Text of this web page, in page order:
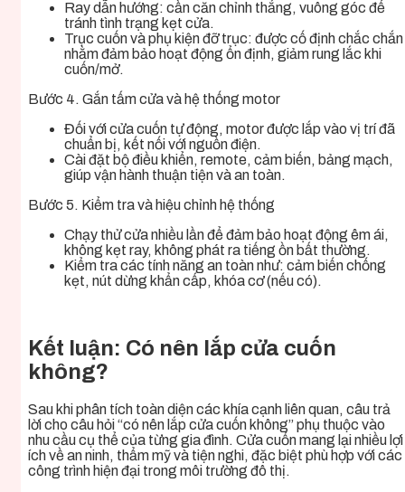
Ray dẫn hướng: cần căn chỉnh thẳng, vuông góc để
tránh tình trạng kẹt cửa.
Trục cuốn và phụ kiện đỡ trục: được cố định chắc chắn
nhằm đảm bảo hoạt động ổn định, giảm rung lắc khi
cuốn/mở.
Bước 4. Gắn tấm cửa và hệ thống motor
Đối với cửa cuốn tự động, motor được lắp vào vị trí đã
chuẩn bị, kết nối với nguồn điện.
Cài đặt bộ điều khiển, remote, cảm biến, bảng mạch,
giúp vận hành thuận tiện và an toàn.
Bước 5. Kiểm tra và hiệu chỉnh hệ thống
Chạy thử cửa nhiều lần để đảm bảo hoạt động êm ái,
không kẹt ray, không phát ra tiếng ồn bất thường.
Kiểm tra các tính năng an toàn như: cảm biến chống
kẹt, nút dừng khẩn cấp, khóa cơ (nếu có).
Kết luận: Có nên lắp cửa cuốn
không?
Sau khi phân tích toàn diện các khía cạnh liên quan, câu trả
lời cho câu hỏi “có nên lắp cửa cuốn không” phụ thuộc vào
nhu cầu cụ thể của từng gia đình. Cửa cuốn mang lại nhiều lợi
ích về an ninh, thẩm mỹ và tiện nghi, đặc biệt phù hợp với các
công trình hiện đại trong môi trường đô thị.